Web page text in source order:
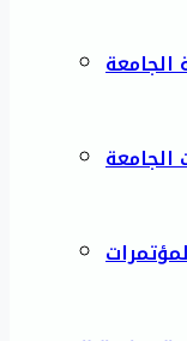
الجامعة
الجامعة